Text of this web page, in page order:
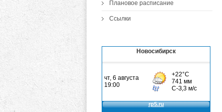
Плановое расписание
Ссылки
Новосибирск